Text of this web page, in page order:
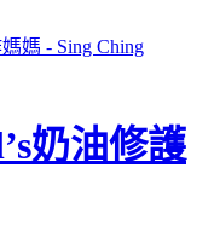
媽 - Sing Ching
奶油修護